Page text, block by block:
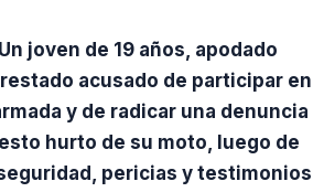
joven de 19 años, apodado
acusado de participar en
y de radicar una denuncia
hurto de su moto, luego de
pericias y testimonios